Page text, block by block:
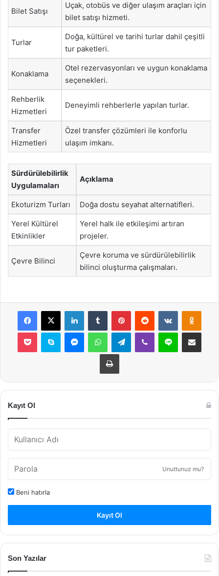
Bilet Satışı
Uçak, otobüs ve diğer ulaşım araçları için
bilet satışı hizmeti.
Turlar
Doğa, kültürel ve tarihi turlar dahil çeşitli
tur paketleri.
Konaklama
Otel rezervasyonları ve uygun konaklama
seçenekleri.
Rehberlik
Hizmetleri
Deneyimli rehberlerle yapılan turlar.
Transfer
Hizmetleri
Özel transfer çözümleri ile konforlu
ulaşım imkanı.
Sürdürülebilirlik
Uygulamaları
Açıklama
Ekoturizm Turları Doğa dostu seyahat alternatifleri.
Yerel Kültürel
Etkinlikler
Yerel halk ile etkileşimi artıran
projeler.
Çevre Bilinci
Çevre koruma ve sürdürülebilirlik
bilinci oluşturma çalışmaları.
Facebook
X LinkedInTumblr PinterestReddit VKontakte
Pocket Skype MessengerWhatsAppTelegramViber Line E-Posta ile
Yazdır
Kayıt Ol
Unuttunuz mu?
Beni hatırla
Kayıt Ol
Son Yazılar